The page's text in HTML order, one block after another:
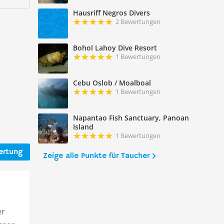
Hausriff Negros Divers
2 Bewertungen
Bohol Lahoy Dive Resort
1 Bewertungen
Cebu Oslob / Moalboal
1 Bewertungen
Napantao Fish Sanctuary, Panoan
Island
1 Bewertungen
Zeige alle Punkte für Taucher